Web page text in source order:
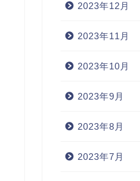
2023年12月
2023年11月
2023年10月
2023年9月
2023年8月
2023年7月